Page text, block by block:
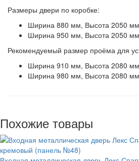
Размеры двери по коробке:
Ширина 880 мм, Высота 2050
Ширина 950 мм, Высота 2050
Рекомендуемый размер проёма для
Ширина 910 мм, Высота 2080
Ширина 980 мм, Высота 2080
Похожие товары